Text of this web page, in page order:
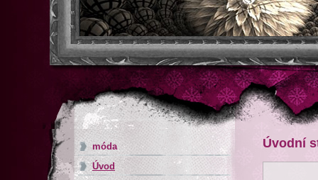
Úvodní
móda
Úvod